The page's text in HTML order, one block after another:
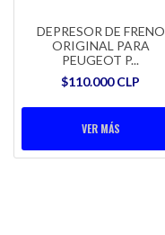
DEPRESOR DE FRENO
ORIGINAL PARA
PEUGEOT P...
$110.000 CLP
VER MÁS